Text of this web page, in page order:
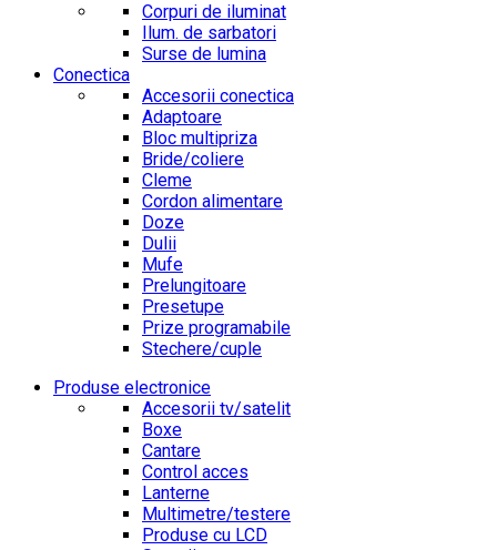
Corpuri de iluminat
Ilum. de sarbatori
Surse de lumina
Conectica
Accesorii conectica
Adaptoare
Bloc multipriza
Bride/coliere
Cleme
Cordon alimentare
Doze
Dulii
Mufe
Prelungitoare
Presetupe
Prize programabile
Stechere/cuple
Produse electronice
Accesorii tv/satelit
Boxe
Cantare
Control acces
Lanterne
Multimetre/testere
Produse cu LCD